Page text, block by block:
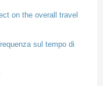
on the overall travel
sul tempo di